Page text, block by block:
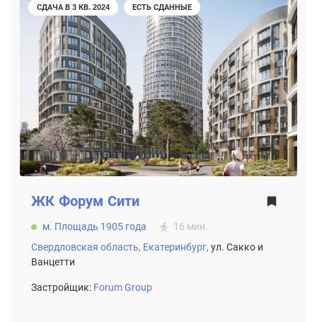
СДАЧА В 3 КВ. 2024 ЕСТЬ СДАННЫЕ
ЖК Форум Сити
м. Площадь 1905 года
16 мин.
Свердловская область, Екатеринбург, ул. Сакко и
Ванцетти
Застройщик: Forum Group